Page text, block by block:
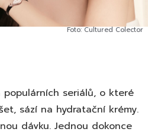
Foto: Cultured Colector
populárních seriálů, o které
sází na hydratační krémy.
dávku. Jednou dokonce